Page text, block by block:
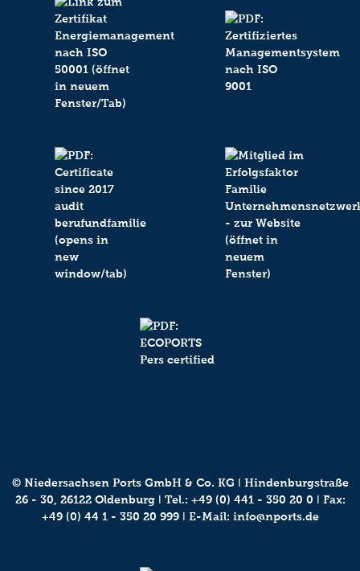
© Niedersachsen Ports GmbH & Co. KG ǀ Hindenburgstraße
26 - 30, 26122 Oldenburg ǀ Tel.: +49 (0) 441 - 350 20 0 ǀ Fax:
+49 (0) 44 1 - 350 20 999 ǀ E-Mail: info@nports.de